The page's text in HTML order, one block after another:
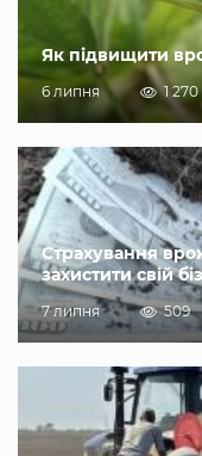
Як підвищити
6 липня 1 270
Страхування
захистити свій
7 липня 509